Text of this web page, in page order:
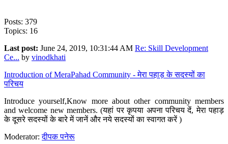
Posts: 379
Topics: 16
Last post: June 24, 2019, 10:31:44 AM Re: Skill Development
Ce... by vinodkhati
Introduction of MeraPahad Community - मेरा पहाड़ के सदस्यों का
परिचय
Introduce yourself,Know more about other community members
and welcome new members. (यहां पर कृपया अपना परिचय दें, मेरा पहाड़
के दूसरे सदस्यों के बारे में जानें और नये सदस्यों का स्वागत करें )
Moderator:दीपक पनेरू